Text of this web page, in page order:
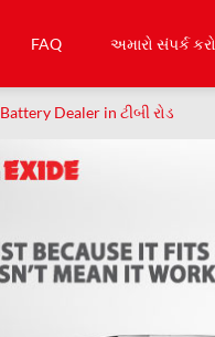
FAQ અમારો સંપર્ક કરો
Battery Dealer in ટીબી રોડ